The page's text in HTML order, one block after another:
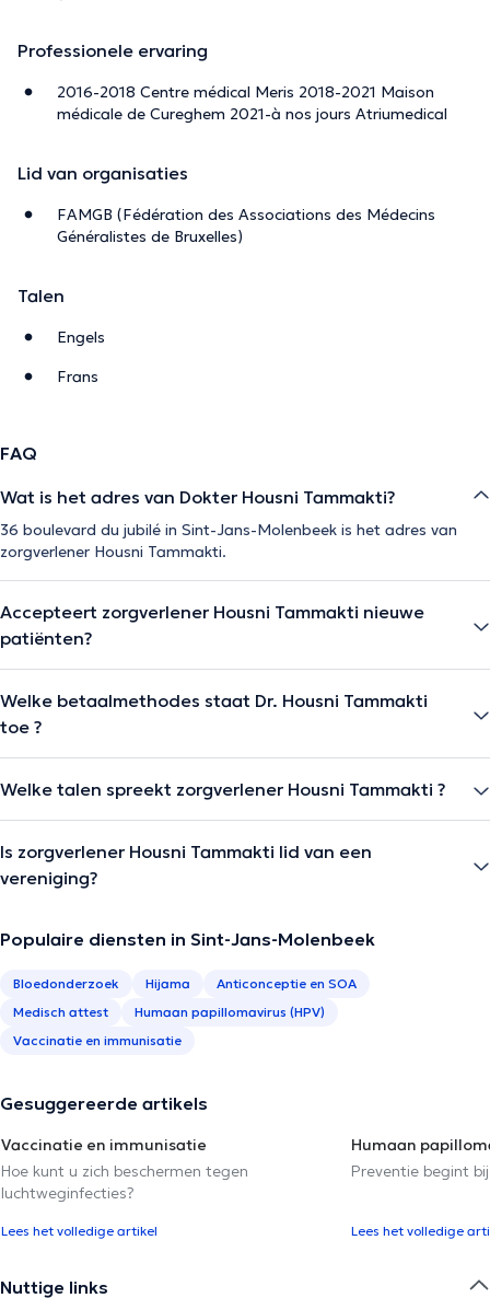
Professionele ervaring
2016-2018 Centre médical Meris 2018-2021 Maison
médicale de Cureghem 2021-à nos jours Atriumedical
Lid van organisaties
FAMGB (Fédération des Associations des Médecins
Généralistes de Bruxelles)
Talen
Engels
Frans
FAQ
Wat is het adres van Dokter Housni Tammakti?
36 boulevard du jubilé in Sint-Jans-Molenbeek is het adres van
zorgverlener Housni Tammakti.
Accepteert zorgverlener Housni Tammakti nieuwe
patiënten?
Welke betaalmethodes staat Dr. Housni Tammakti
toe ?
Welke talen spreekt zorgverlener Housni Tammakti ?
Is zorgverlener Housni Tammakti lid van een
vereniging?
Populaire diensten in Sint-Jans-Molenbeek
Bloedonderzoek Hijama
Anticonceptie en SOA
Medisch attest
Humaan papillomavirus (HPV)
Vaccinatie en immunisatie
Gesuggereerde artikels
Vaccinatie en immunisatie
Hoe kunt u zich beschermen tegen
luchtweginfecties?
Lees het volledige artikel
Humaan
Preventie begint
Lees het volledige
Nuttige links